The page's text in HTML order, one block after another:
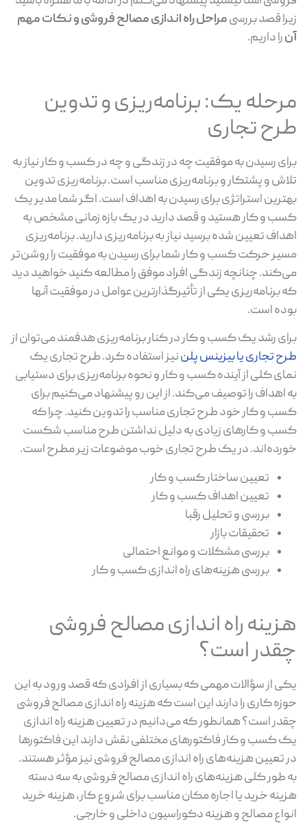
زیرا قصد بررسیمراحل راه اندازی مصالح فروشی و نکات مهم
آنرا داریم.
مرحله یک: برنامه‌ریزی و تدوین
طرح تجاری
برای رسیدن به موفقیت چه در زندگی و چه در کسب و کار نیاز به
تلاش و پشتکار و برنامه‌ریزی مناسب است. برنامه‌ریزی تدوین
بهترین استراتژی برای رسیدن به اهداف است. اگر شما مدیر یک
کسب و کار هستید و قصد دارید در یک بازه زمانی مشخص به
اهداف تعیین شده برسید نیاز به برنامه‌ریزی دارید. برنامه‌ریزی
مسیر حرکت کسب و کار شما برای رسیدن به موفقیت را روشن‌تر
می‌کند. چنانچه زندگی افراد موفق را مطالعه کنید خواهید دید
که برنامه‌ریزی یکی از تأثیرگذارترین عوامل در موفقیت آنها
بوده است.
برای رشد یک کسب و کار در کنار برنامه‌ریزی هدفمند می‌توان از
طرح تجاری یا بیزینس پلننیز استفاده کرد. طرح تجاری یک
نمای کلی از آینده کسب و کار و نحوه برنامه‌ریزی برای دستیابی
به اهداف را توصیف می‌کند. از این رو پیشنهاد می‌کنیم برای
کسب و کار خود طرح تجاری مناسب را تدوین کنید. چرا که
کسب و کارهای زیادی به دلیل نداشتن طرح مناسب شکست
خورده‌اند. در یک طرح تجاری خوب موضوعات زیر مطرح است.
تعیین ساختار کسب و کار
تعیین اهداف کسب و کار
بررسی و تحلیل رقبا
تحقیقات بازار
بررسی مشکلات و موانع احتمالی
بررسی هزینه‌های راه اندازی کسب و کار
هزینه راه اندازی مصالح فروشی
چقدر است؟
یکی از سؤالات مهمی که بسیاری از افرادی که قصد ورود به این
حوزه کاری را دارند این است که هزینه راه اندازی مصالح فروشی
چقدر است؟ همانطور که می‌دانیم در تعیین هزینه راه اندازی
یک کسب و کار فاکتورهای مختلفی نقش دارند این فاکتورها
در تعیین هزینه‌های راه اندازی مصالح فروشی نیز مؤثر هستند.
به طور کلی هزینه‌های راه اندازی مصالح فروشی به سه دسته
هزینه خرید یا اجاره مکان مناسب برای شروع کار، هزینه خرید
انواع مصالح و هزینه دکوراسیون داخلی و خارجی.